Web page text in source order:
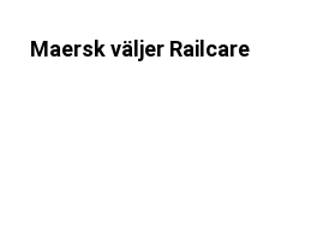
Maersk väljer Railcare